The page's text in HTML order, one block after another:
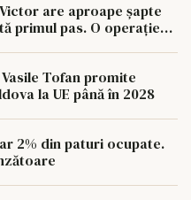
Victor are aproape șapte
primul pas. O operație
Tofan promite
la UE până în 2028
2% din paturi ocupate.